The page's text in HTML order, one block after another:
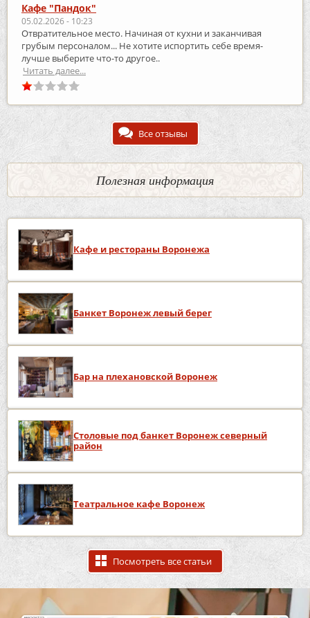
Кафе "Пандок"
05.02.2026 - 10:23
Отвратительное место. Начиная от кухни и заканчивая
грубым персоналом... Не хотите испортить себе время-
лучше выберите что-то другое..
Читать далее...
Все отзывы
Полезная информация
Кафе и рестораны Воронежа
Банкет Воронеж левый берег
Бар на плехановской Воронеж
Столовые под банкет Воронеж северный
район
Театральное кафе Воронеж
Посмотреть все статьи